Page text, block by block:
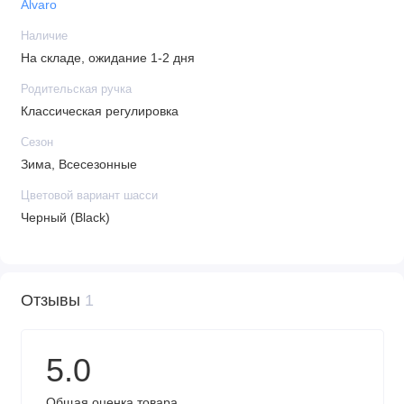
Alvaro
Наличие
На складе, ожидание 1-2 дня
Родительская ручка
Классическая регулировка
Сезон
Зима, Всесезонные
Цветовой вариант шасси
Черный (Black)
Отзывы 1
5.0